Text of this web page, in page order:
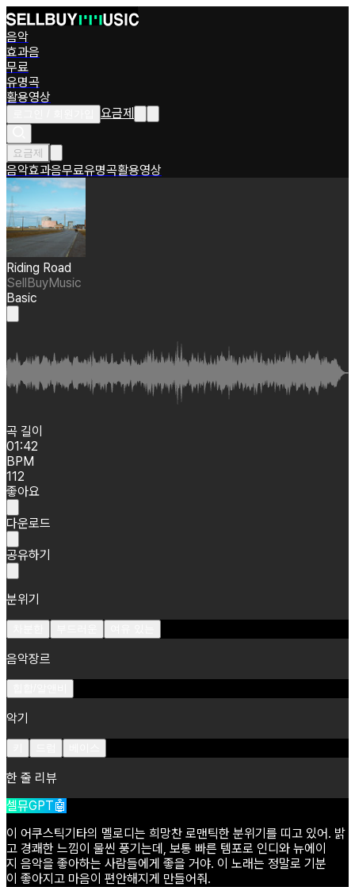
음악
효과음
무료
유명곡
활용영상
요금제
요금제
음악효과음무료유명곡활용영상
Riding Road
SellBuyMusic
Basic
곡 길이
01:42
BPM
112
좋아요
다운로드
공유하기
분위기
음악장르
악기
한 줄 리뷰
셀뮤GPT🤖
이 어쿠스틱기타의 멜로디는 희망찬 로맨틱한 분위기를 띠고 있어. 밝
고 경쾌한 느낌이 물씬 풍기는데, 보통 빠른 템포로 인디와 뉴에이
지 음악을 좋아하는 사람들에게 좋을 거야. 이 노래는 정말로 기분
이 좋아지고 마음이 편안해지게 만들어줘.